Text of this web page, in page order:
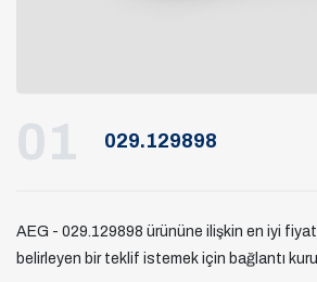
01 029.129898
AEG - 029.129898 ürününe ilişkin en iyi
belirleyen bir teklif istemek için bağlantı